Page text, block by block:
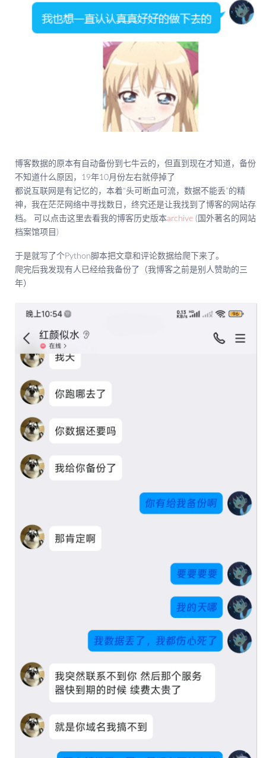
博客数据的原本有自动备份到七牛云的，但直到现在才知道，备份
不知道什么原因，19年10月份左右就停掉了
都说互联网是有记忆的，本着“头可断血可流，数据不能丢”的精
神，我在茫茫网络中寻找数日，终究还是让我找到了博客的网站存
档。 可以点击这里去看我的博客历史版本archive (国外著名的网站
档案馆项目)
于是就写了个Python脚本把文章和评论数据给爬下来了。
爬完后我发现有人已经给我备份了（我博客之前是别人赞助的三
年）